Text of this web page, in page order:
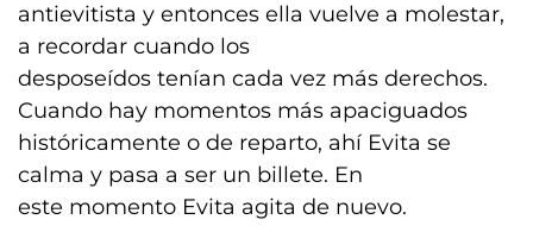
antievitista y entonces ella vuelve a molestar,
a recordar cuando los
desposeídos tenían cada vez más derechos.
Cuando hay momentos más apaciguados
históricamente o de reparto, ahí Evita se
calma y pasa a ser un billete. En
este momento Evita agita de nuevo.